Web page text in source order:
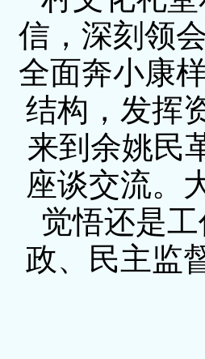
信，深刻领
全面奔小康
结构，发挥
来到余姚民
座谈交流。
觉悟还是
政、民主监